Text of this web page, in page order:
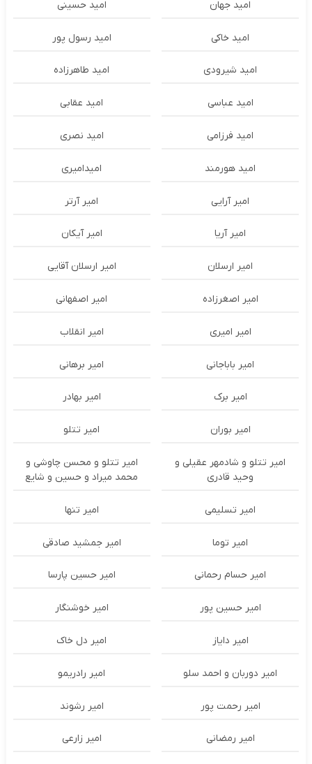
امید جهان امید حسینی
امید خاکی امید رسول پور
امید شیرودی امید طاهرزاده
امید عباسی امید عقابی
امید فرزامی امید نصری
امید هورمند امیدامیری
امیر آرایی امیر آرتر
امیر آریا امیر آیکان
امیر ارسلان امیر ارسلان آقایی
امیر اصغرزاده امیر اصفهانی
امیر امیری امیر انقلاب
امیر باباجانی امیر برهانی
امیر برک امیر بهادر
امیر بوران امیر تتلو
امیر تتلو و شادمهر عقیلی و
وحید قادری
امیر تتلو و محسن چاوشی و
محمد میراد و حسین و شایع
امیر تسلیمی امیر تنها
امیر توما امیر جمشید صادقی
امیر حسام رحمانی امیر حسین پارسا
امیر حسین پور امیر خوشنگار
امیر دایاز امیر دل خاک
امیر دوربان و احمد سلو امیر رادریمو
امیر رحمت پور امیر رشوند
امیر رمضانی امیر زارعی